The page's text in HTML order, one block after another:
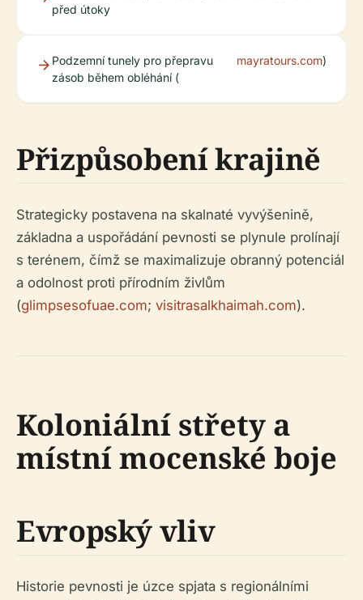
před útoky
Podzemní tunely pro přepravu
zásob během obléhání (
mayratours.com)
Přizpůsobení krajině
Strategicky postavena na skalnaté vyvýšenině,
základna a uspořádání pevnosti se plynule prolínají
s terénem, čímž se maximalizuje obranný potenciál
a odolnost proti přírodním živlům
(glimpsesofuae.com; visitrasalkhaimah.com).
Koloniální střety a
místní mocenské boje
Evropský vliv
Historie pevnosti je úzce spjata s regionálními